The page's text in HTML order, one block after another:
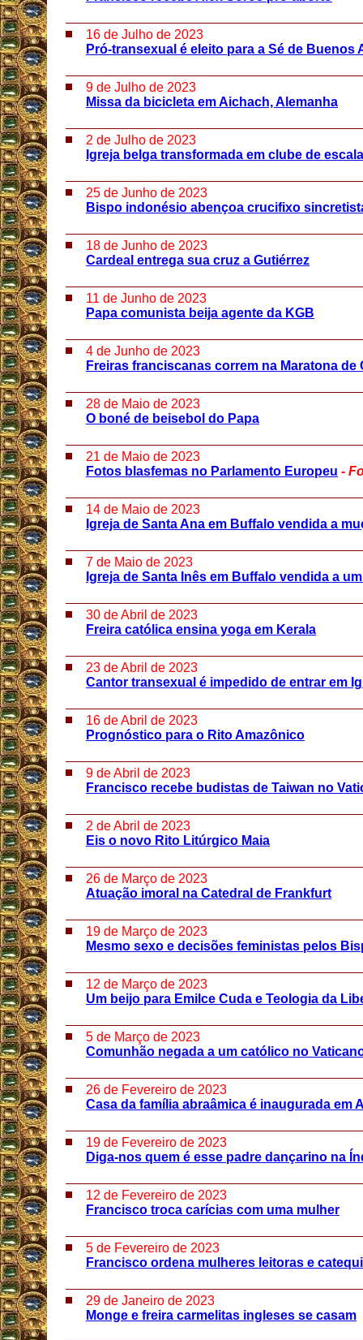
16 de Julho de 2023
Pró-transexual é eleito para a Sé de Buenos
9 de Julho de 2023
Missa da bicicleta em Aichach, Alemanha
2 de Julho de 2023
Igreja belga transformada em clube de
25 de Junho de 2023
Bispo indonésio abençoa crucifixo
18 de Junho de 2023
Cardeal entrega sua cruz a Gutiérrez
11 de Junho de 2023
Papa comunista beija agente da KGB
4 de Junho de 2023
Freiras franciscanas correm na Maratona de
28 de Maio de 2023
O boné de beisebol do Papa
21 de Maio de 2023
Fotos blasfemas no Parlamento Europeu -
14 de Maio de 2023
Igreja de Santa Ana em Buffalo vendida a
7 de Maio de 2023
Igreja de Santa Inês em Buffalo vendida a
30 de Abril de 2023
Freira católica ensina yoga em Kerala
23 de Abril de 2023
Cantor transexual é impedido de entrar em
16 de Abril de 2023
Prognóstico para o Rito Amazônico
9 de Abril de 2023
Francisco recebe budistas de Taiwan no
2 de Abril de 2023
Eis o novo Rito Litúrgico Maia
26 de Março de 2023
Atuação imoral na Catedral de Frankfurt
19 de Março de 2023
Mesmo sexo e decisões feministas pelos
12 de Março de 2023
Um beijo para Emilce Cuda e Teologia da
5 de Março de 2023
Comunhão negada a um católico no
26 de Fevereiro de 2023
Casa da família abraâmica é inaugurada em
19 de Fevereiro de 2023
Diga-nos quem é esse padre dançarino na
12 de Fevereiro de 2023
Francisco troca carícias com uma mulher
5 de Fevereiro de 2023
Francisco ordena mulheres leitoras e
29 de Janeiro de 2023
Monge e freira carmelitas ingleses se casam